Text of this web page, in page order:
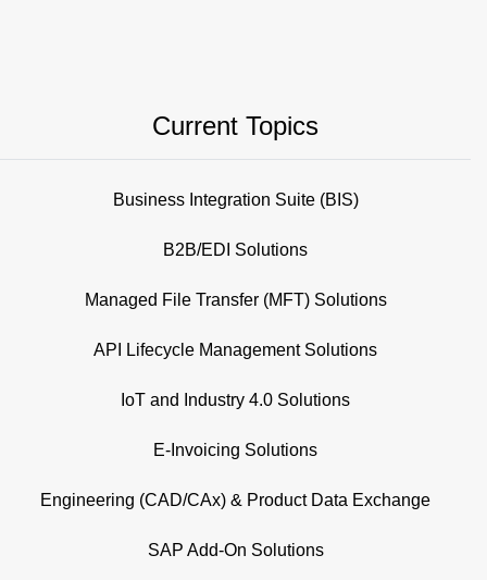
Current Topics
Business Integration Suite (BIS)
B2B/EDI Solutions
Managed File Transfer (MFT) Solutions
API Lifecycle Management Solutions
IoT and Industry 4.0 Solutions
E-Invoicing Solutions
Engineering (CAD/CAx) & Product Data Exchange
SAP Add-On Solutions